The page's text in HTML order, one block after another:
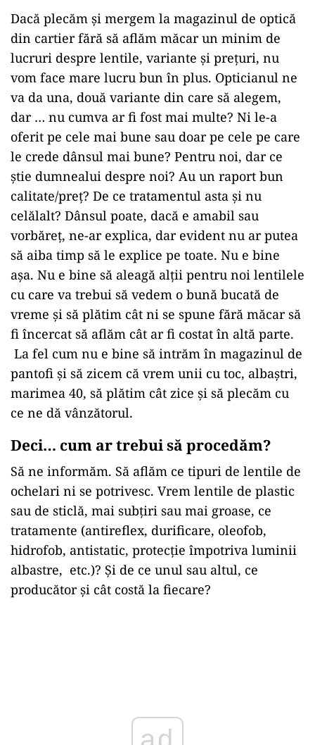
Dacă plecăm și mergem la magazinul de optică
din cartier fără să aflăm măcar un minim de
lucruri despre lentile, variante și prețuri, nu
vom face mare lucru bun în plus. Opticianul ne
va da una, două variante din care să alegem,
dar … nu cumva ar fi fost mai multe? Ni le-a
oferit pe cele mai bune sau doar pe cele pe care
le crede dânsul mai bune? Pentru noi, dar ce
știe dumnealui despre noi? Au un raport bun
calitate/preț? De ce tratamentul asta și nu
celălalt? Dânsul poate, dacă e amabil sau
vorbăreț, ne-ar explica, dar evident nu ar putea
să aiba timp să le explice pe toate. Nu e bine
așa. Nu e bine să aleagă alții pentru noi lentilele
cu care va trebui să vedem o bună bucată de
vreme și să plătim cât ni se spune fără măcar să
fi încercat să aflăm cât ar fi costat în altă parte.
La fel cum nu e bine să intrăm în magazinul de
pantofi și să zicem că vrem unii cu toc, albaștri,
marimea 40, să plătim cât zice și să plecăm cu
ce ne dă vânzătorul.
Deci… cum ar trebui să procedăm?
Să ne informăm. Să aflăm ce tipuri de lentile de
ochelari ni se potrivesc. Vrem lentile de plastic
sau de sticlă, mai subțiri sau mai groase, ce
tratamente (antireflex, durificare, oleofob,
hidrofob, antistatic, protecție împotriva luminii
albastre, etc.)? Și de ce unul sau altul, ce
producător și cât costă la fiecare?